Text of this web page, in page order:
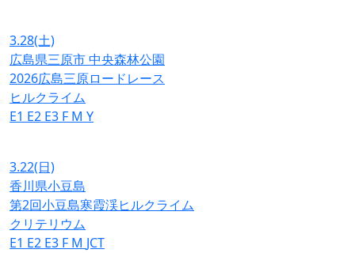
3.28(土)
広島県三原市 中央森林公園
2026広島三原ロードレース
ヒルクライム
E1 E2 E3 F M Y
3.22(日)
香川県小豆島
第2回小豆島寒霞渓ヒルクライム
クリテリウム
E1 E2 E3 F M JCT